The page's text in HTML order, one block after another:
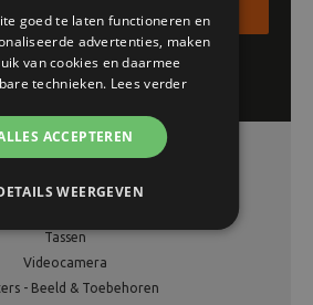
Assortiment
Tassen
Videocamera
- Beeld & Toebehoren
goed te laten functioneren en
advertenties, maken
van cookies en daarmee
technieken. Lees verder
ACCEPTEREN
WEERGEVEN